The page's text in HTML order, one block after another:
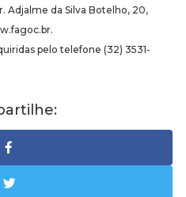
Adjalme da Silva Botelho, 20,
pelo telefone (32) 3531-